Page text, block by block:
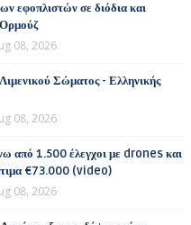
εφοπλιστών σε διόδια και
08, 2026
Σώματος - Ελληνικής
08, 2026
από 1.500 έλεγχοι με drones και
€73.000 (video)
08, 2026